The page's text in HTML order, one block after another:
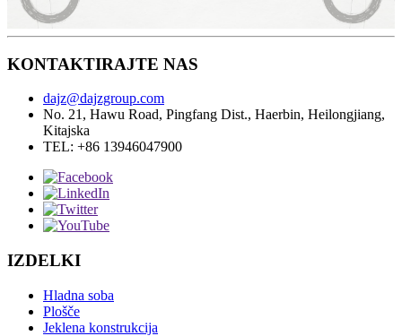
KONTAKTIRAJTE NAS
dajz@dajzgroup.com
No. 21, Hawu Road, Pingfang Dist., Haerbin, Heilongjiang,
Kitajska
TEL: +86 13946047900
IZDELKI
Hladna soba
Plošče
Jeklena konstrukcija